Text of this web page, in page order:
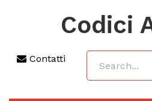
Codici
Contatti